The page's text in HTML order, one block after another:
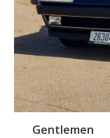
Gentlemen